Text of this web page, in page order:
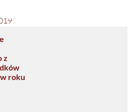
z
roku